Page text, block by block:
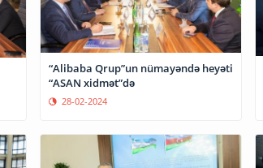
“Alibaba Qrup”un nümayəndə heyəti
“ASAN xidmət”də
28-02-2024